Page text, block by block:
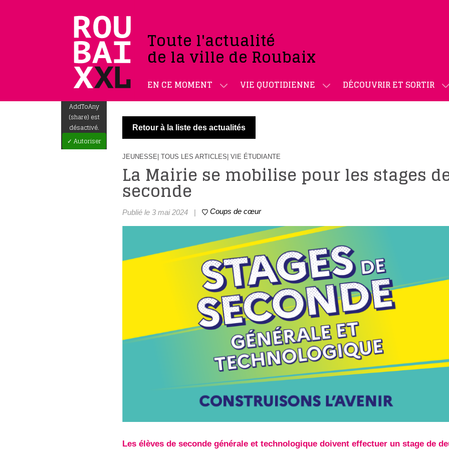
Toute l'actualité
de la ville de Roubaix
EN CE MOMENT VIE QUOTIDIENNE DÉCOUVRIR ET SORTIR
AddToAny
(share) est
désactivé.
✓ Autoriser
Retour à la liste des actualités
JEUNESSE | TOUS LES ARTICLES | VIE ÉTUDIANTE
La Mairie se mobilise pour les stages
seconde
Publié le 3 mai 2024 | Coups de cœur
Les élèves de seconde générale et technologique doivent effectuer un stage de